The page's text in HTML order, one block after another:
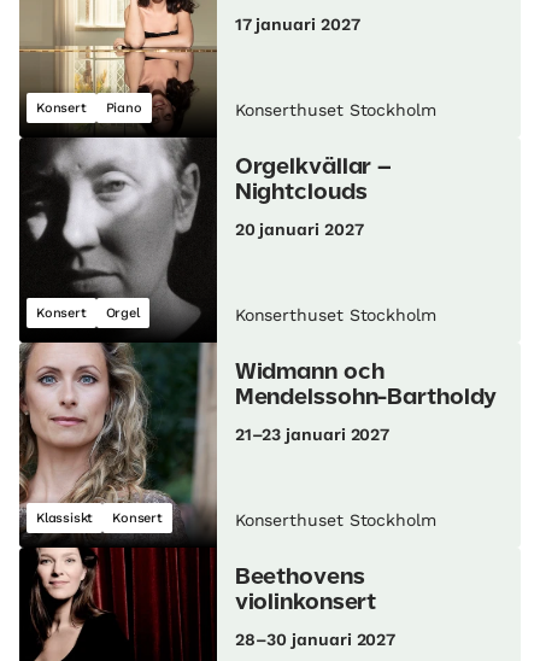
Konsert Piano
17 januari 2027
Konserthuset Stockholm
Konsert Orgel
Orgelkvällar –
Nightclouds
20 januari 2027
Konserthuset Stockholm
Klassiskt Konsert
Widmann och
Mendelssohn-Bartholdy
21–23 januari 2027
Konserthuset Stockholm
Beethovens
violinkonsert
28–30 januari 2027